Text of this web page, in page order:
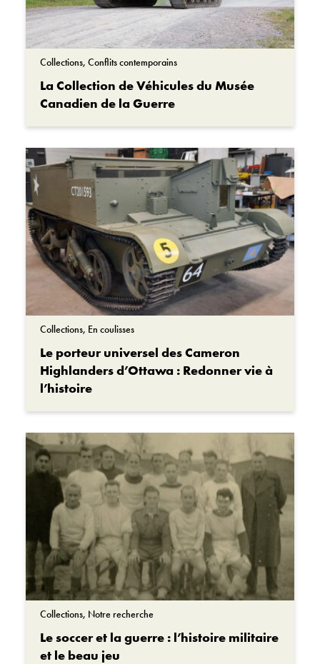
Collections, Conflits contemporains
La Collection de Véhicules du Musée
Canadien de la Guerre
Collections, En coulisses
Le porteur universel des Cameron
Highlanders d’Ottawa : Redonner vie à
l’histoire
Collections, Notre recherche
Le soccer et la guerre : l’histoire militaire
et le beau jeu